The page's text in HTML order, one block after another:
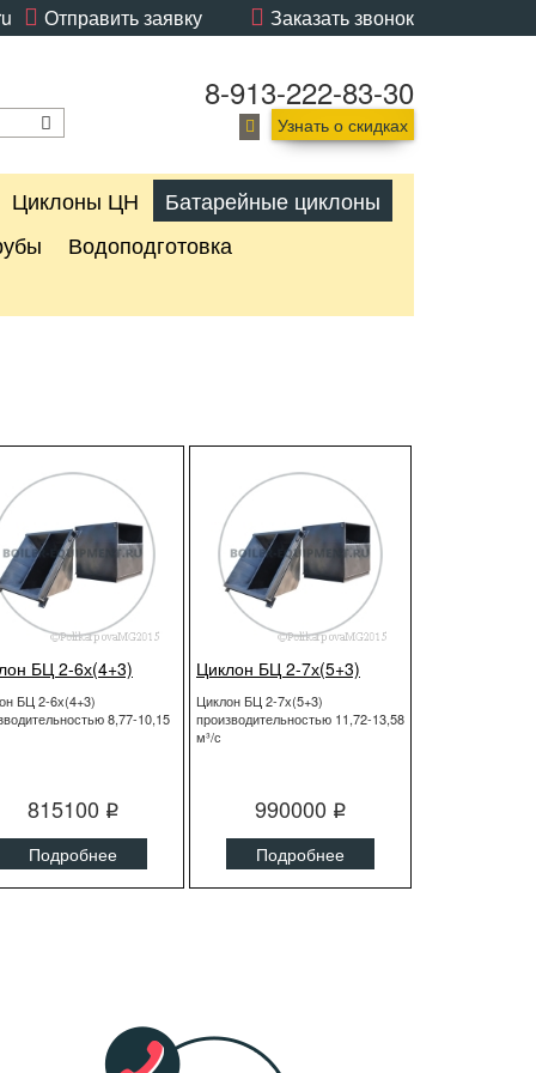
Заказать звонок
Отправить заявку
8-913-222-83-30
Узнать о скидках
Циклоны ЦН
Батарейные циклоны
Водоподготовка
БЦ 2-6х(4+3)
БЦ 2-6х(4+3)
8,77-10,15
815100 q
Подробнее
Циклон БЦ 2-7х(5+3)
Циклон БЦ 2-7х(5+3)
производительностью 11,72-13,58
м³/с
990000 q
Подробнее